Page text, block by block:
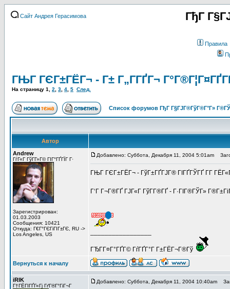
Сайт Андрея Герасимова ГђГ
Правила
ГЊГ ГЄГ±ГЁГ¬ - Г± Г„Г­ГҐГ¬
На страницу 1 2 3 4 5 След.
Список форумов ГђГ Г§ГЈГ®ГўГ®Г°Г»
Автор
Andrew
ГѓГ«Г ГўГ­Г»Г© ГІГ°ГҐГЇГ Г·
Зарегистрирован:
01.03.2003
Сообщения: 10421
Откуда: Г€Г°ГЄГіГІГ±ГЄ, RU ->
Los Angeles, US
Добавлено: Суббота, Декабря 11, 2004 5:01am
ГЊГ ГЄГ±ГЁГ¬ - ГўГ±ГҐГЈГ® ГІГҐГЎГҐ Г­Г
Г‘Г Г¬Г®ГҐ ГЈГ«Г ГўГ­Г®ГҐ - Г·ГІГ®ГЎГ»
ГЂГ­Г¤Г°ГҐГ© ГѓГҐГ°Г Г±ГЁГ¬Г®Гў
Вернуться к началу
iRIK
Г†ГЁГІГҐГ«Гј ГґГ®Г°ГіГ¬Г
Добавлено: Суббота, Декабря 11, 2004 10:40am